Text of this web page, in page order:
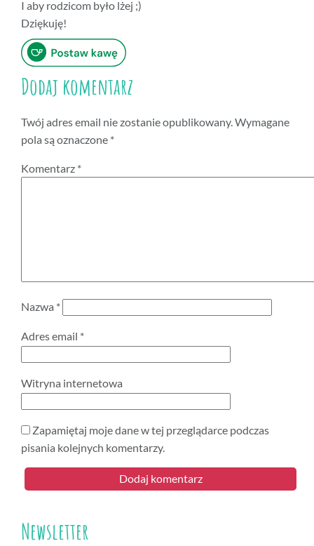
I aby rodzicom było lżej ;)
Dziękuję!
Dodaj komentarz
Twój adres email nie zostanie opublikowany.Wymagane
pola są oznaczone *
Komentarz *
Nazwa *
Adres email *
Witryna internetowa
Zapamiętaj moje dane w tej przeglądarce podczas
pisania kolejnych komentarzy.
Newsletter